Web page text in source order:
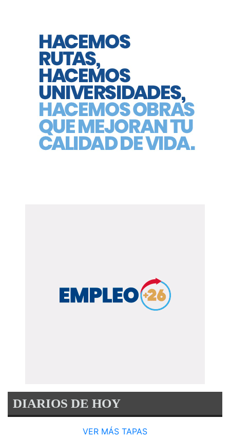
DIARIOS DE HOY
VER MÁS TAPAS